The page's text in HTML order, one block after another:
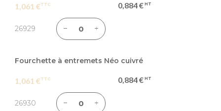
1,061 € 0,884 €
26929
Fourchette à entremets Néo cuivré
1,061 € 0,884 €
26930